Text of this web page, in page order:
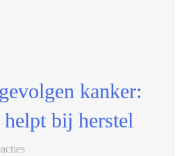
kanker:
bij herstel